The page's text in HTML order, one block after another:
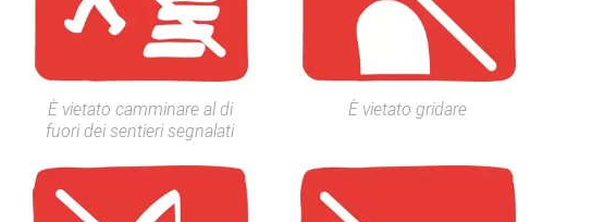
È vietato camminare al di
fuori dei sentieri segnalati
È vietato gridare